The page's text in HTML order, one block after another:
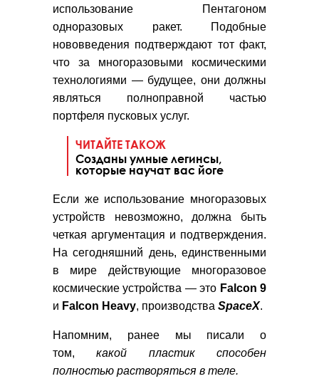
использование Пентагоном
одноразовых ракет. Подобные
нововведения подтверждают тот факт,
что за многоразовыми космическими
технологиями — будущее, они должны
являться полноправной частью
портфеля пусковых услуг.
ЧИТАЙТЕ ТАКОЖ
Созданы умные легинсы,
которые научат вас йоге
Если же использование многоразовых
устройств невозможно, должна быть
четкая аргументация и подтверждения.
На сегодняшний день, единственными
в мире действующие многоразовое
космические устройства — это Falcon 9
и Falcon Heavy, производства SpaceX.
Напомним, ранее мы писали о
том,какой пластик способен
полностью растворяться в теле.